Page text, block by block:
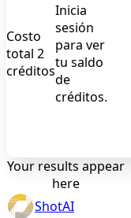
Costo
total 2
créditos
Inicia
sesión
para ver
tu saldo
de
créditos.
Your results appear
here
ShotAI